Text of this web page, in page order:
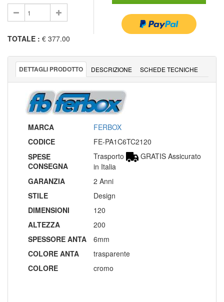
TOTALE : € 377.00
DETTAGLI PRODOTTO DESCRIZIONE SCHEDE TECNICHE
MARCA
FERBOX
CODICE
FE-PA1C6TC2120
SPESE
CONSEGNA
Trasporto
GRATIS Assicurato
in Italia
GARANZIA
2 Anni
STILE
Design
DIMENSIONI
120
ALTEZZA
200
SPESSORE ANTA
6mm
COLORE ANTA
trasparente
COLORE
cromo